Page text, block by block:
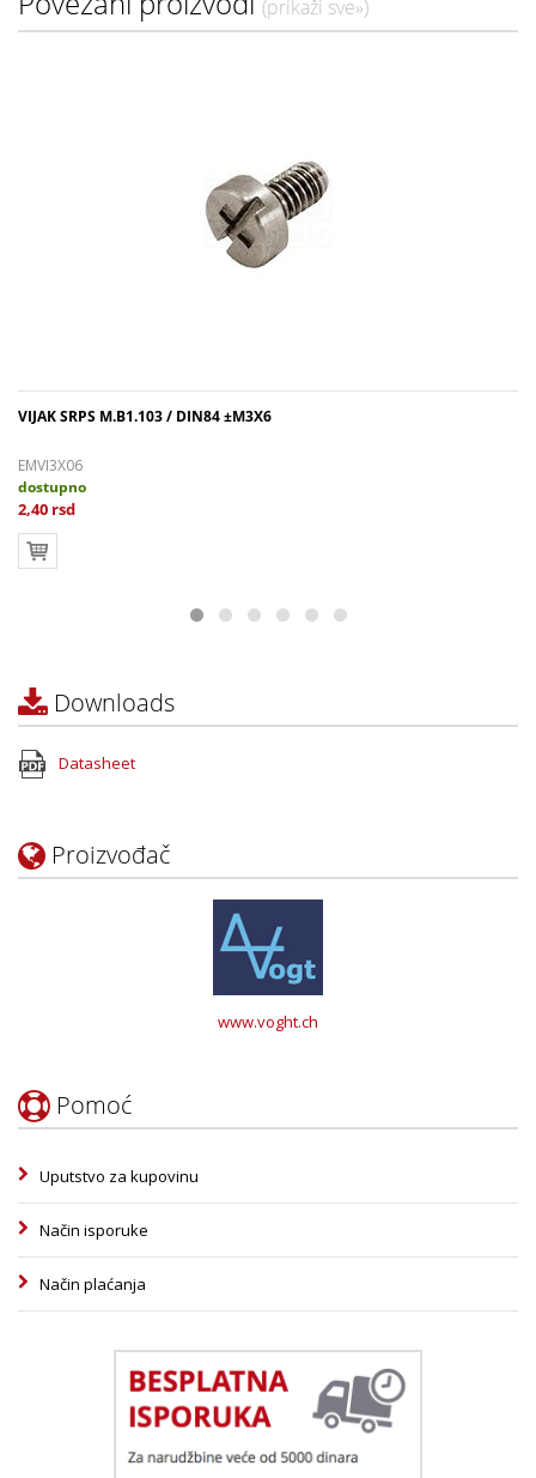
(prikaži sve»)
VIJAK SRPS M.B1.103 / DIN84 ±M3X6
EMVI3X06
dostupno
2,40 rsd
Downloads
Datasheet
Proizvođač
www.voght.ch
Pomoć
Uputstvo za kupovinu
Način isporuke
Način plaćanja